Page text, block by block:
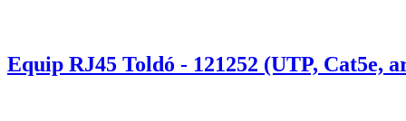
Equip RJ45 Toldó - 121252 (UTP, Cat5e,